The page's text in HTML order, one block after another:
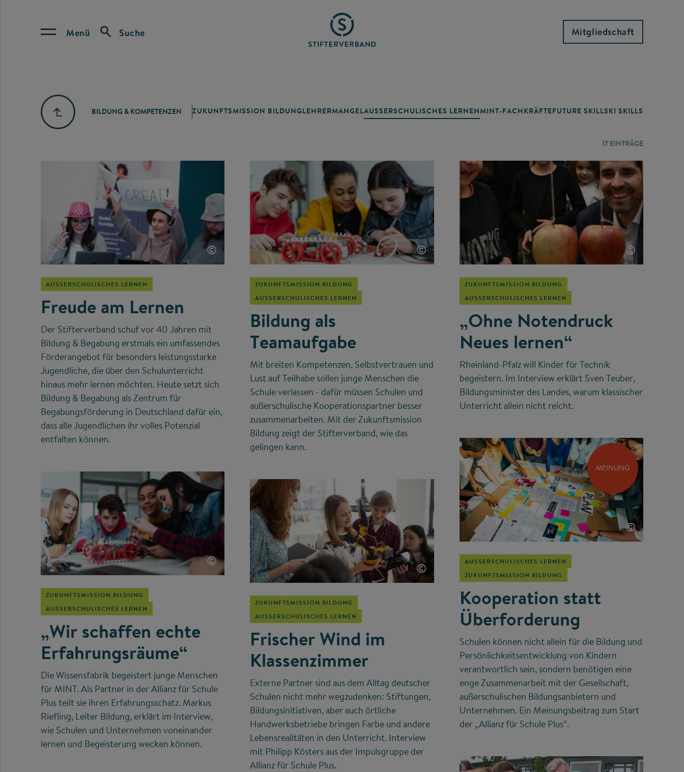
Menü Suche Mitgliedschaft
BILDUNG & KOMPETENZEN ZUKUNFTSMISSION BILDUNGLEHRERMANGELAUSSERSCHULISCHES LERNEN MINT-FACHKRÄFTEFUTURE SKILLSKI SKILLS
17 EINTRÄGE
©
AUSSERSCHULISCHES LERNEN
Freude am Lernen
Der Stifterverband schuf vor 40 Jahren mit
Bildung & Begabung erstmals ein umfassendes
Förderangebot für besonders leistungsstarke
Jugendliche, die über den Schulunterricht
hinaus mehr lernen möchten. Heute setzt sich
Bildung & Begabung als Zentrum für
Begabungsförderung in Deutschland dafür ein,
dass alle Jugendlichen ihr volles Potenzial
entfalten können.
©
ZUKUNFTSMISSION BILDUNG
AUSSERSCHULISCHES LERNEN
Bildung als
Teamaufgabe
Mit breiten Kompetenzen, Selbstvertrauen und
Lust auf Teilhabe sollen junge Menschen die
Schule verlassen - dafür müssen Schulen und
außerschulische Kooperationspartner besser
zusammenarbeiten. Mit der Zukunftsmission
Bildung zeigt der Stifterverband, wie das
gelingen kann.
©
ZUKUNFTSMISSION BILDUNG
AUSSERSCHULISCHES LERNEN
„Ohne Notendruck
Neues lernen“
Rheinland-Pfalz will Kinder für Technik
begeistern. Im Interview erklärt Sven Teuber,
Bildungsminister des Landes, warum klassischer
Unterricht allein nicht reicht.
©
ZUKUNFTSMISSION BILDUNG
AUSSERSCHULISCHES LERNEN
„Wir schaffen echte
Erfahrungsräume“
Die Wissensfabrik begeistert junge Menschen
für MINT. Als Partner in der Allianz für Schule
Plus teilt sie ihren Erfahrungsschatz. Markus
Riefling, Leiter Bildung, erklärt im Interview,
wie Schulen und Unternehmen voneinander
lernen und Begeisterung wecken können.
©
ZUKUNFTSMISSION BILDUNG
AUSSERSCHULISCHES LERNEN
Frischer Wind im
Klassenzimmer
Externe Partner sind aus dem Alltag deutscher
Schulen nicht mehr wegzudenken: Stiftungen,
Bildungsinitiativen, aber auch örtliche
Handwerksbetriebe bringen Farbe und andere
Lebensrealitäten in den Unterricht. Interview
mit Philipp Kösters aus der Impulsgruppe der
Allianz für Schule Plus.
MEINUNG
©
AUSSERSCHULISCHES LERNEN
ZUKUNFTSMISSION BILDUNG
Kooperation statt
Überforderung
Schulen können nicht allein für die Bildung und
Persönlichkeitsentwicklung von Kindern
verantwortlich sein, sondern benötigen eine
enge Zusammenarbeit mit der Gesellschaft,
außerschulischen Bildungsanbietern und
Unternehmen. Ein Meinungsbeitrag zum Start
der „Allianz für Schule Plus“.